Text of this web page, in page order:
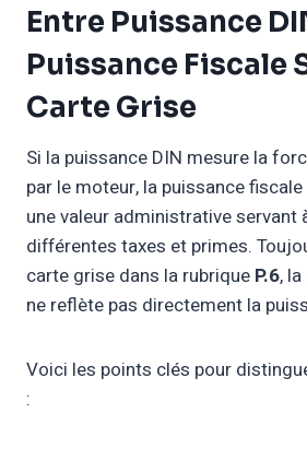
Entre Puissance
Puissance Fiscale
Carte Grise
Si la puissance DIN mesure la
par le moteur, la puissance
une valeur administrative servant
différentes taxes et primes.
carte grise dans la rubrique P.6,
ne reflète pas directement la
Voici les points clés pour
: